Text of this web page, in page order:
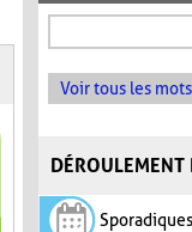
Voir tous les
Sporadiques